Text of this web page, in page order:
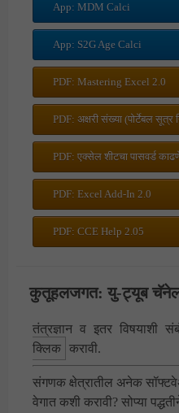
App: MDM Calci
App: S2G Age Calci
PDF: Mastering Excel 2.0
PDF: अक्षरी संख्या (पोर्टेबल सूत्र
PDF: एक्सेल शीटचा पासवर्ड
PDF: Excel Add-In 2.0
PDF: CCE Help 2.05
कुतूहलजगत: यु-ट्यूब
तंत्रज्ञान व इतर विषयाशी
क्लिक करावी.
संगणक क्षेत्रातील अनेक
वेगात कशी करावी? सोप्या